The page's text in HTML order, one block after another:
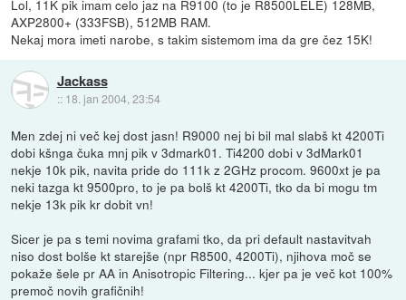
Lol, 11K pik imam celo jaz na R9100 (to je R8500LELE) 128MB,
AXP2800+ (333FSB), 512MB RAM.
Nekaj mora imeti narobe, s takim sistemom ima da gre čez 15K!
Jackass
:: 18. jan 2004, 23:54
Men zdej ni več kej dost jasn! R9000 nej bi bil mal slabš kt 4200Ti
dobi kšnga čuka mnj pik v 3dmark01. Ti4200 dobi v 3dMark01
nekje 10k pik, navita pride do 111k z 2GHz procom. 9600xt je pa
neki tazga kt 9500pro, to je pa bolš kt 4200Ti, tko da bi mogu tm
nekje 13k pik kr dobit vn!
Sicer je pa s temi novima grafami tko, da pri default nastavitvah
niso dost bolše kt starejše (npr R8500, 4200Ti), njihova moč se
pokaže šele pr AA in Anisotropic Filtering... kjer pa je več kot 100%
premoč novih grafičnih!